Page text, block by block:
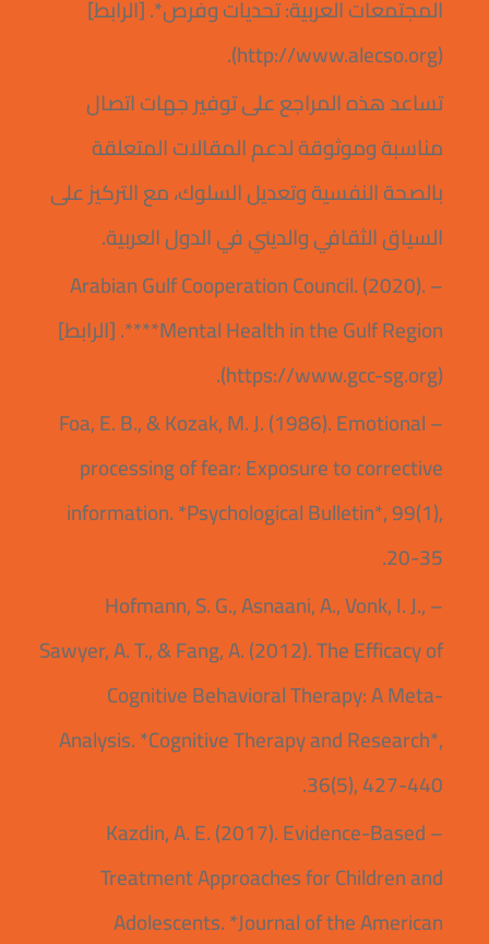
المجتمعات العربية: تحديات وفرص*. [الرابط]
(http://www.alecso.org).
تساعد هذه المراجع على توفير جهات اتصال
مناسبة وموثوقة لدعم المقالات المتعلقة
بالصحة النفسية وتعديل السلوك، مع التركيز على
السياق الثقافي والديني في الدول العربية.
– Arabian Gulf Cooperation Council. (2020).
**Mental Health in the Gulf Region**. [الرابط]
(https://www.gcc-sg.org).
– Foa, E. B., & Kozak, M. J. (1986). Emotional
processing of fear: Exposure to corrective
information. *Psychological Bulletin*, 99(1),
20-35.
– Hofmann, S. G., Asnaani, A., Vonk, I. J.,
Sawyer, A. T., & Fang, A. (2012). The Efficacy of
Cognitive Behavioral Therapy: A Meta-
Analysis. *Cognitive Therapy and Research*,
36(5), 427-440.
– Kazdin, A. E. (2017). Evidence-Based
Treatment Approaches for Children and
Adolescents. *Journal of the American